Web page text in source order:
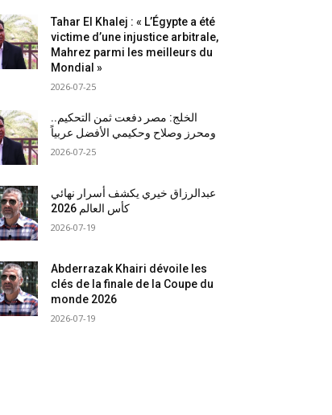
Tahar El Khalej : « L’Égypte a été
victime d’une injustice arbitrale,
Mahrez parmi les meilleurs du
Mondial »
2026-07-25
الخلج: مصر دفعت ثمن التحكيم..
ومحرز وصلاح وحكيمي الأفضل عربياً
2026-07-25
عبدالرزاق خيري يكشف أسرار نهائي
كأس العالم 2026
2026-07-19
Abderrazak Khairi dévoile les
clés de la finale de la Coupe du
monde 2026
2026-07-19